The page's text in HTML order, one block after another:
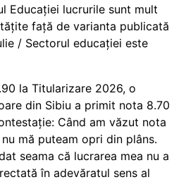
Educației lucrurile sunt mult
față de varianta publicată
/ Sectorul educației este
la Titularizare 2026, o
din Sibiu a primit nota 8.70
Când am văzut nota
mă puteam opri din plâns.
seama că lucrarea mea nu a
în adevăratul sens al